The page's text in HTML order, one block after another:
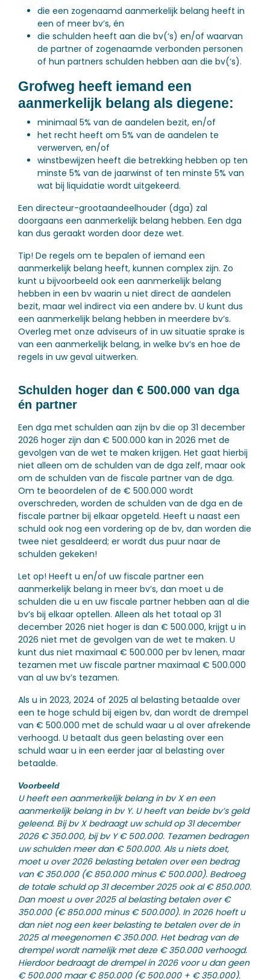
die een zogenaamd aanmerkelijk belang heeft in
een of meer bv’s, én
die schulden heeft aan die bv(‘s) en/of waarvan
de partner of zogenaamde verbonden personen
of hun partners schulden hebben aan die bv(‘s).
Grofweg heeft iemand een
aanmerkelijk belang als diegene:
minimaal 5% van de aandelen bezit, en/of
het recht heeft om 5% van de aandelen te
verwerven, en/of
winstbewijzen heeft die betrekking hebben op ten
minste 5% van de jaarwinst of ten minste 5% van
wat bij liquidatie wordt uitgekeerd.
Een directeur-grootaandeelhouder (dga) zal
doorgaans een aanmerkelijk belang hebben. Een dga
kan dus geraakt worden door deze wet.
Tip! De regels om te bepalen of iemand een
aanmerkelijk belang heeft, kunnen complex zijn. Zo
kunt u bijvoorbeeld ook een aanmerkelijk belang
hebben in een bv waarin u niet direct de aandelen
bezit, maar wel indirect via een andere bv. U kunt dus
een aanmerkelijk belang hebben in meerdere bv’s.
Overleg met onze adviseurs of in uw situatie sprake is
van een aanmerkelijk belang, in welke bv’s en hoe de
regels in uw geval uitwerken.
Schulden hoger dan € 500.000 van dga
én partner
Een dga met schulden aan zijn bv die op 31 december
2026 hoger zijn dan € 500.000 kan in 2026 met de
gevolgen van de wet te maken krijgen. Het gaat hierbij
niet alleen om de schulden van de dga zelf, maar ook
om de schulden van de fiscale partner van de dga.
Om te beoordelen of de € 500.000 wordt
overschreden, worden de schulden van de dga en de
fiscale partner bij elkaar opgeteld. Heeft u naast een
schuld ook nog een vordering op de bv, dan worden die
twee niet gesaldeerd; er wordt dus puur naar de
schulden gekeken!
Let op! Heeft u en/of uw fiscale partner een
aanmerkelijk belang in meer bv’s, dan moet u de
schulden die u en uw fiscale partner hebben aan al die
bv’s bij elkaar optellen. Alleen als het totaal op 31
december 2026 niet hoger is dan € 500.000, krijgt u in
2026 niet met de gevolgen van de wet te maken. U
kunt dus niet maximaal € 500.000 per bv lenen, maar
tezamen met uw fiscale partner maximaal € 500.000
van al uw bv’s tezamen.
Als u in 2023, 2024 of 2025 al belasting betaalde over
een te hoge schuld bij eigen bv, dan wordt de drempel
van € 500.000 met de schuld waar u al over afrekende
verhoogd. U betaalt dus geen belasting over een
schuld waar u in een eerder jaar al belasting over
betaalde.
Voorbeeld
U heeft een aanmerkelijk belang in bv X en een
aanmerkelijk belang in bv Y. U heeft van beide bv’s geld
geleend. Bij bv X bedraagt uw schuld op 31 december
2026 € 350.000, bij bv Y € 500.000. Tezamen bedragen
uw schulden meer dan € 500.000. Als u niets doet,
moet u over 2026 belasting betalen over een bedrag
van € 350.000 (€ 850.000 minus € 500.000). Bedroeg
de totale schuld op 31 december 2025 ook al € 850.000.
Dan moest u over 2025 al belasting betalen over €
350.000 (€ 850.000 minus € 500.000). In 2026 hoeft u
dan niet nog een keer belasting te betalen over de in
2025 al meegenomen € 350.000. Het bedrag van de
drempel wordt namelijk met deze € 350.000 verhoogd.
Hierdoor bedraagt de drempel in 2026 voor u dan geen
€ 500.000 maar € 850.000 (€ 500.000 + € 350.000).